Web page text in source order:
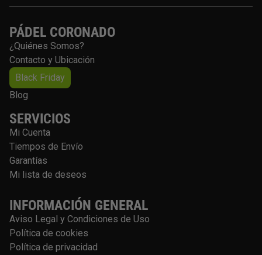
PÁDEL CORONADO
¿Quiénes Somos?
Contacto y Ubicación
Black Friday
Blog
SERVICIOS
Mi Cuenta
Tiempos de Envío
Garantías
Mi lista de deseos
INFORMACIÓN GENERAL
Aviso Legal y Condiciones de Uso
Política de cookies
Política de privacidad